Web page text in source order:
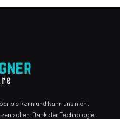
sie kann und kann uns nicht
sollen. Dank der Technologie